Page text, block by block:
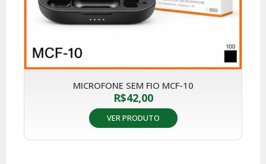
MICROFONE SEM FIO MCF-10
R$42,00
VER PRODUTO